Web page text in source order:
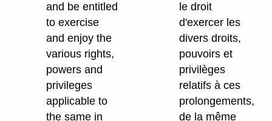
and be entitled
to exercise
and enjoy the
various rights,
powers and
privileges
applicable to
the same in
le droit
d'exercer les
divers droits,
pouvoirs et
privilèges
relatifs à ces
prolongements,
de la même